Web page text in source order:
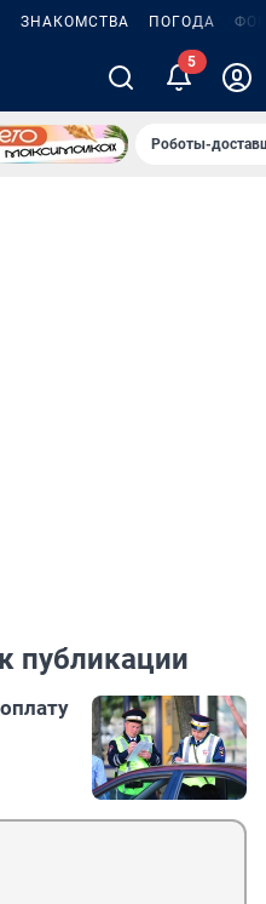
ЗНАКОМСТВА ПОГОДА
5
Роботы-
публикации